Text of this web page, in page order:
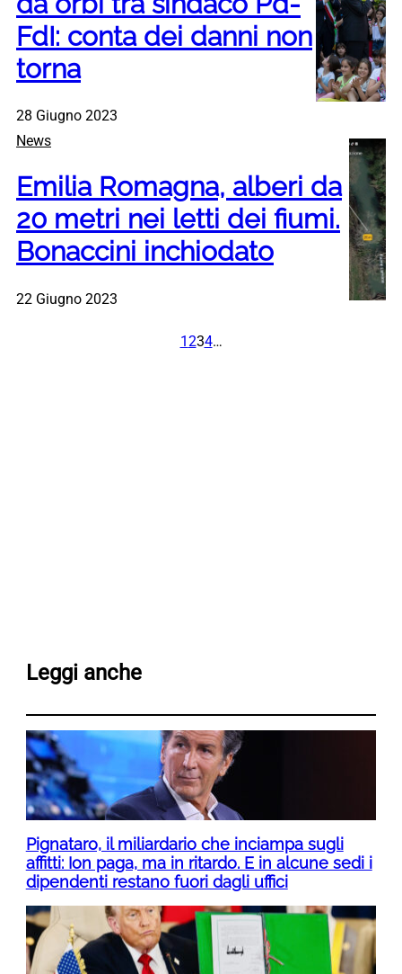
FdI: conta dei danni non
torna
28 Giugno 2023
News
Emilia Romagna, alberi da
20 metri nei letti dei fiumi.
Bonaccini inchiodato
22 Giugno 2023
1 234…
Leggi anche
Pignataro, il miliardario che inciampa sugli
affitti: Ion paga, ma in ritardo. E in alcune sedi i
dipendenti restano fuori dagli uffici